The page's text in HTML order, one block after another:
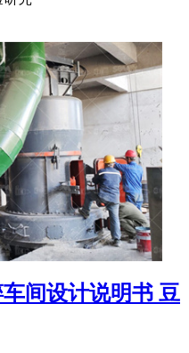
间设计说明书 豆